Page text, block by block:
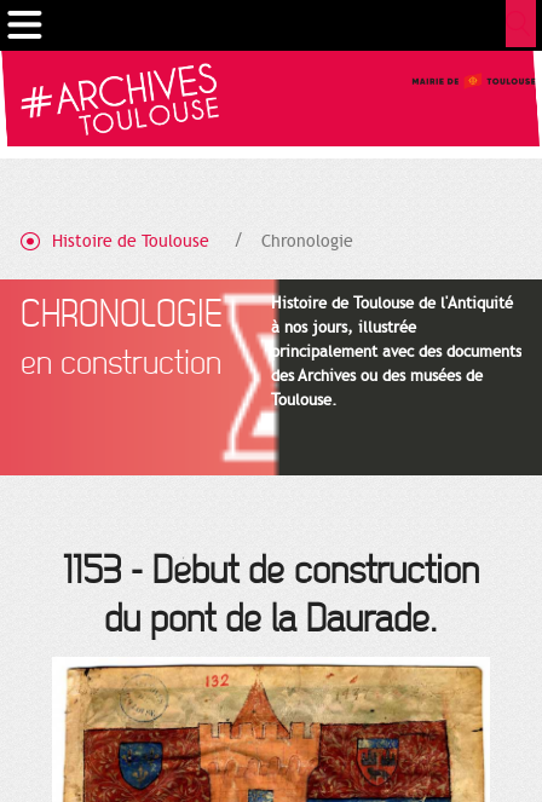
Histoire de Toulouse Chronologie
CHRONOLOGIE
en construction
Histoire de Toulouse de l'Antiquité
à nos jours, illustrée
principalement avec des documents
des Archives ou des musées de
Toulouse.
1153 - Début de construction
du pont de la Daurade.
Gestion de vos préférences sur les cookies